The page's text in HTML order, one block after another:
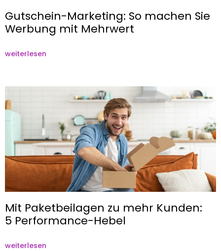
Gutschein-Marketing: So machen Sie
Werbung mit Mehrwert
weiterlesen
Mit Paketbeilagen zu mehr Kunden:
5 Performance-Hebel
weiterlesen